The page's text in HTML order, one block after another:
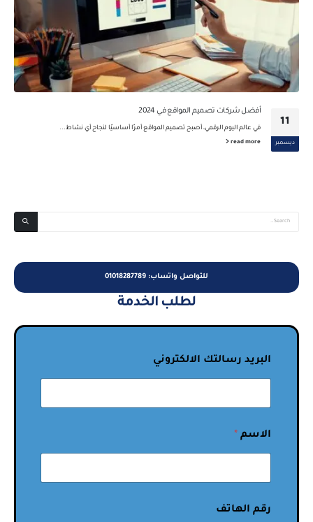
11
ديسمبر
أفضل شركات تصميم المواقع في 2024
في عالم اليوم الرقمي، أصبح تصميم المواقع أمرًا أساسيًا لنجاح أي نشاط...
read more
للتواصل واتساب: 01018287789
لطلب الخدمة
البريد رسالتك الالكتروني
الاسم *
رقم الهاتف